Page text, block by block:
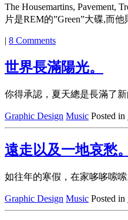
The Housemartins, Pavement,
片是REM的”Green”大碟,而
| 8 Comments
世界長滿陽光。
你得承認，夏天總是長滿了新
Graphic Design Music Posted in
遠走以及一地哀愁。
如往年的寒假，在家哆哆嗦
Graphic Design Music Posted in